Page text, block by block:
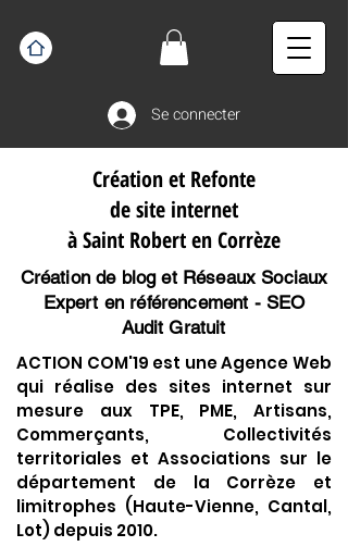
Se connecter
Création et Refonte
de site internet
à Saint Robert en Corrèze
Création de blog et Réseaux Sociaux
Expert en référencement - SEO
Audit Gratuit
ACTION COM'19 est une Agence Web
qui réalise des sites internet sur
mesure aux TPE, PME, Artisans,
Commerçants, Collectivités
territoriales et Associations sur le
département de la Corrèze et
limitrophes (Haute-Vienne, Cantal,
Lot) depuis 2010.